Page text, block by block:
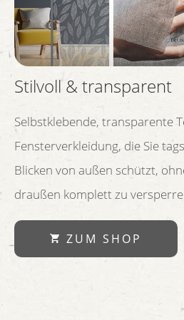
Stilvoll & transparent
Selbstklebende, transparente
Fensterverkleidung, die Sie
Blicken von außen schützt,
draußen komplett zu
ZUM SHOP